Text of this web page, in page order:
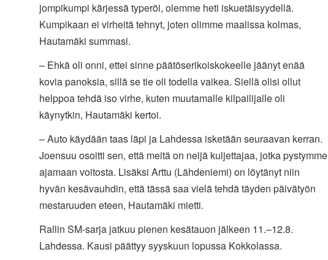
jompikumpi kärjessä typeröi, olemme heti iskuetäisyydellä.
Kumpikaan ei virheitä tehnyt, joten olimme maalissa kolmas,
Hautamäki summasi.
– Ehkä oli onni, ettei sinne päätöserikoiskokeelle jäänyt enää
kovia panoksia, sillä se tie oli todella vaikea. Siellä olisi ollut
helppoa tehdä iso virhe, kuten muutamalle kilpailijalle oli
käynytkin, Hautamäki kertoi.
– Auto käydään taas läpi ja Lahdessa isketään seuraavan kerran.
Joensuu osoitti sen, että meitä on neljä kuljettajaa, jotka pystymme
ajamaan voitosta. Lisäksi Arttu (Lähdeniemi) on löytänyt niin
hyvän kesävauhdin, että tässä saa vielä tehdä täyden päivätyön
mestaruuden eteen, Hautamäki mietti.
Rallin SM-sarja jatkuu pienen kesätauon jälkeen 11.–12.8.
Lahdessa. Kausi päättyy syyskuun lopussa Kokkolassa.